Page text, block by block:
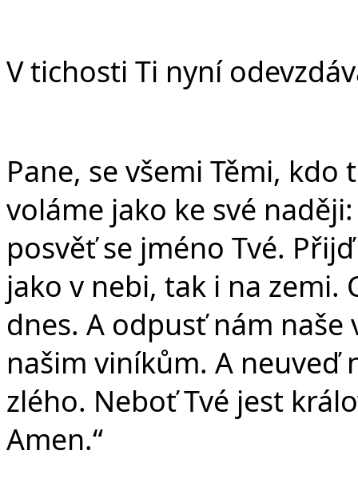
V tichosti Ti nyní
Pane, se všemi Těmi,
voláme jako ke své
posvěť se jméno Tvé.
jako v nebi, tak i na zemi.
dnes. A odpusť nám
našim viníkům. A neuveď
zlého. Neboť Tvé jest
Amen.“